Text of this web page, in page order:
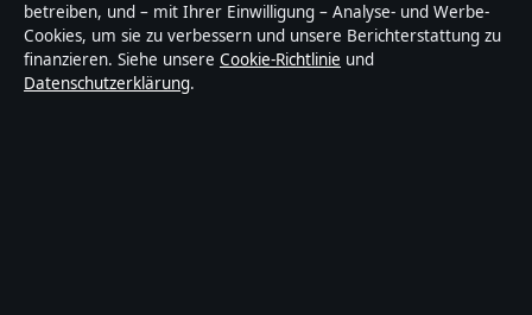
Gegenwart24 ist ein unabhängiger digitaler
Nachrichtenanbieter mit Fokus auf Politik, Wirtschaft,
Technik und Gesellschaft in Deutschland. Jeder Artikel
betreiben, und – mit Ihrer Einwilligung – Analyse- und Werbe-
Cookies, um sie zu verbessern und unsere Berichterstattung zu
finanzieren. Siehe unsere Cookie-Richtlinie und
Datenschutzerklärung.